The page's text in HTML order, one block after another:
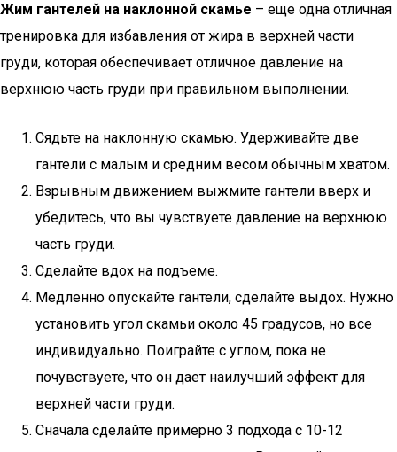
Жим гантелей на наклонной скамье – еще одна отличная
тренировка для избавления от жира в верхней части
груди, которая обеспечивает отличное давление на
верхнюю часть груди при правильном выполнении.
Сядьте на наклонную скамью. Удерживайте две
гантели с малым и средним весом обычным хватом.
Взрывным движением выжмите гантели вверх и
убедитесь, что вы чувствуете давление на верхнюю
часть груди.
Сделайте вдох на подъеме.
Медленно опускайте гантели, сделайте выдох. Нужно
установить угол скамьи около 45 градусов, но все
индивидуально. Поиграйте с углом, пока не
почувствуете, что он дает наилучший эффект для
верхней части груди.
Сначала сделайте примерно 3 подхода с 10-12